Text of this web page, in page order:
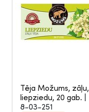
Tēja Možums, zāļu,
liepziedu, 20 gab.
8-03-251